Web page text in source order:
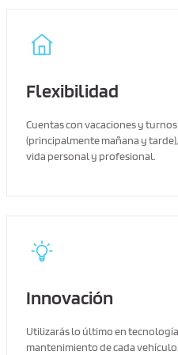
Flexibilidad
Cuentas con vacaciones y
(principalmente mañana y
vida personal y profesional.
Innovación
Utilizarás lo último en
mantenimiento de cada